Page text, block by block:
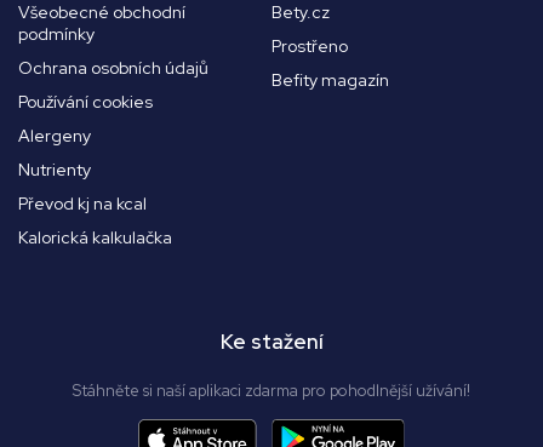
Všeobecné obchodní
podmínky
Ochrana osobních údajů
Používání cookies
Alergeny
Nutrienty
Převod kj na kcal
Kalorická kalkulačka
Bety.cz
Prostřeno
Befity magazín
Ke stažení
Stáhněte si naší aplikaci zdarma pro pohodlnější užívání!